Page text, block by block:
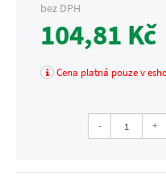
bez DPH
104,81 Kč
Cena platná pouze v
- +